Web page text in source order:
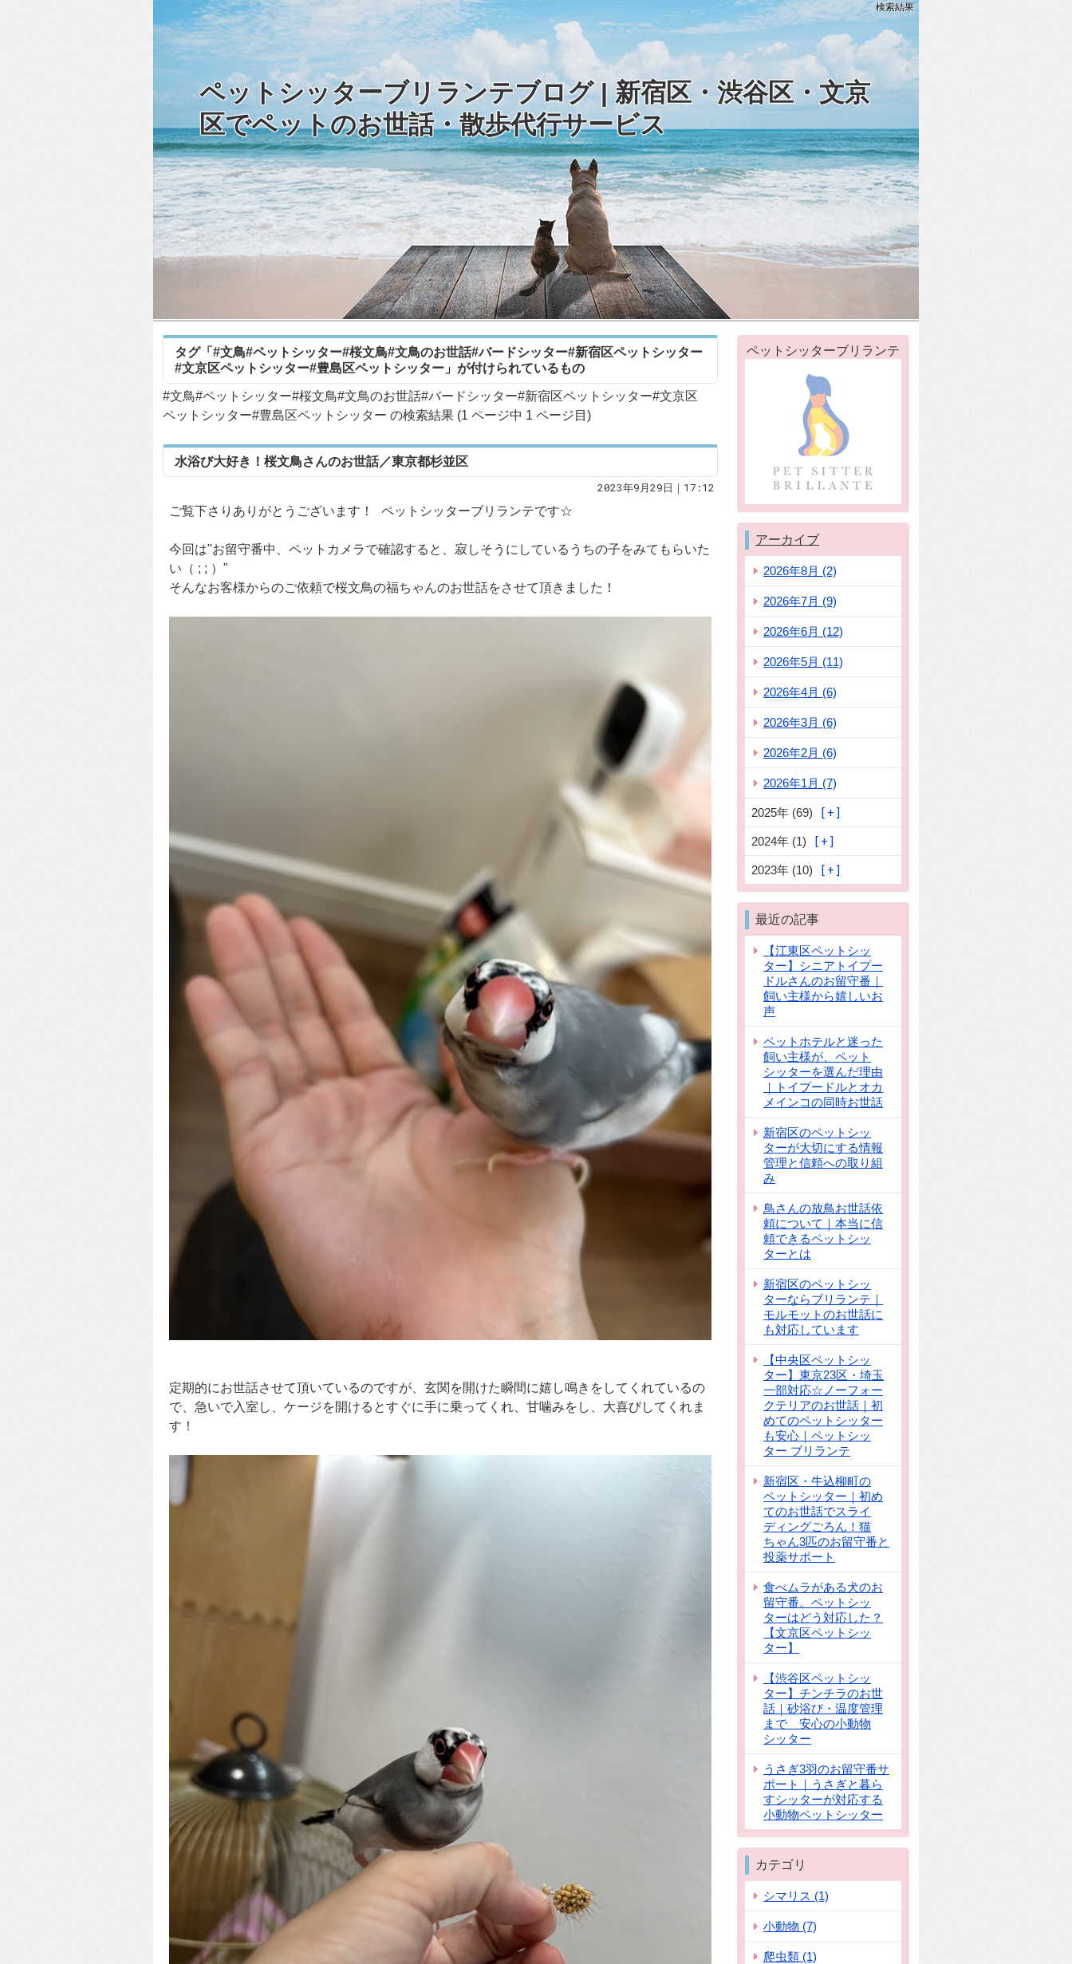
検索結果
ペットシッターブリランテブログ | 新宿区・渋谷区・文京
区でペットのお世話・散歩代行サービス
タグ「#文鳥#ペットシッター#桜文鳥#文鳥のお世話#バードシッター#新宿区ペットシッター
#文京区ペットシッター#豊島区ペットシッター」が付けられているもの
#文鳥#ペットシッター#桜文鳥#文鳥のお世話#バードシッター#新宿区ペットシッター#文京区
ペットシッター#豊島区ペットシッター の検索結果 (1 ページ中 1 ページ目)
水浴び大好き！桜文鳥さんのお世話／東京都杉並区
2023年9月29日｜17:12
ご覧下さりありがとうございます！ ペットシッターブリランテです☆
今回は"お留守番中、ペットカメラで確認すると、寂しそうにしているうちの子をみてもらいた
い（ ; ; ）"
そんなお客様からのご依頼で桜文鳥の福ちゃんのお世話をさせて頂きました！
定期的にお世話させて頂いているのですが、玄関を開けた瞬間に嬉し鳴きをしてくれているの
で、急いで入室し、ケージを開けるとすぐに手に乗ってくれ、甘噛みをし、大喜びしてくれま
す！
ペットシッターブリランテ
アーカイブ
2026年8月 (2)
2026年7月 (9)
2026年6月 (12)
2026年5月 (11)
2026年4月 (6)
2026年3月 (6)
2026年2月 (6)
2026年1月 (7)
2025年 (69)
2024年 (1)
2023年 (10)
最近の記事
【江東区ペットシッ
ター】シニアトイプー
ドルさんのお留守番｜
飼い主様から嬉しいお
声
ペットホテルと迷った
飼い主様が、ペット
シッターを選んだ理由
｜トイプードルとオカ
メインコの同時お世話
新宿区のペットシッ
ターが大切にする情報
管理と信頼への取り組
み
鳥さんの放鳥お世話依
頼について｜本当に信
頼できるペットシッ
ターとは
新宿区のペットシッ
ターならブリランテ｜
モルモットのお世話に
も対応しています
【中央区ペットシッ
ター】東京23区・埼玉
一部対応☆ノーフォー
クテリアのお世話｜初
めてのペットシッター
も安心｜ペットシッ
ター ブリランテ
新宿区・牛込柳町の
ペットシッター｜初め
てのお世話でスライ
ディングごろん！猫
ちゃん3匹のお留守番と
投薬サポート
食べムラがある犬のお
留守番。ペットシッ
ターはどう対応した？
【文京区ペットシッ
ター】
【渋谷区ペットシッ
ター】チンチラのお世
話｜砂浴び・温度管理
まで 安心の小動物
シッター
うさぎ3羽のお留守番サ
ポート｜うさぎと暮ら
すシッターが対応する
小動物ペットシッター
カテゴリ
シマリス (1)
小動物 (7)
爬虫類 (1)